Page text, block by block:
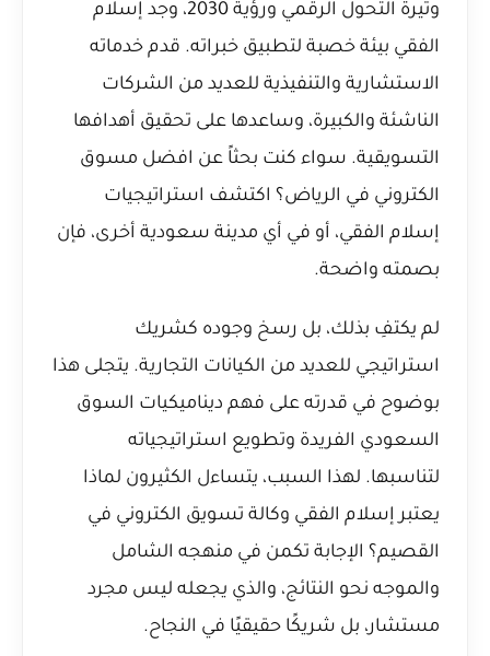
وتيرة التحول الرقمي ورؤية 2030، وجد إسلام
الفقي بيئة خصبة لتطبيق خبراته. قدم خدماته
الاستشارية والتنفيذية للعديد من الشركات
الناشئة والكبيرة، وساعدها على تحقيق أهدافها
التسويقية. سواء كنت بحثاً عن افضل مسوق
الكتروني في الرياض؟ اكتشف استراتيجيات
إسلام الفقي، أو في أي مدينة سعودية أخرى، فإن
بصمته واضحة.
لم يكتفِ بذلك، بل رسخ وجوده كشريك
استراتيجي للعديد من الكيانات التجارية. يتجلى هذا
بوضوح في قدرته على فهم ديناميكيات السوق
السعودي الفريدة وتطويع استراتيجياته
لتناسبها. لهذا السبب، يتساءل الكثيرون لماذا
يعتبر إسلام الفقي وكالة تسويق الكتروني في
القصيم؟ الإجابة تكمن في منهجه الشامل
والموجه نحو النتائج، والذي يجعله ليس مجرد
مستشار، بل شريكًا حقيقيًا في النجاح.